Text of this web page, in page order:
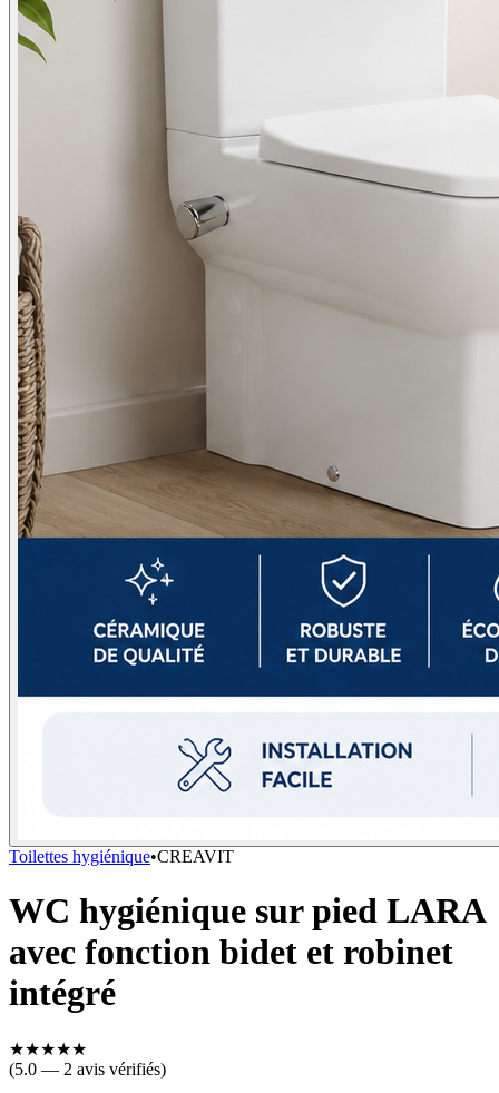
Toilettes hygiénique•CREAVIT
WC hygiénique sur pied LARA
avec fonction bidet et robinet
intégré
★★★★★
(5.0 — 2 avis vérifiés)